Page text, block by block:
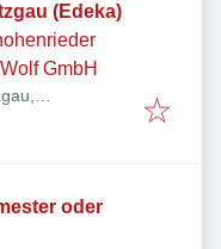
(Edeka)
GmbH
oder